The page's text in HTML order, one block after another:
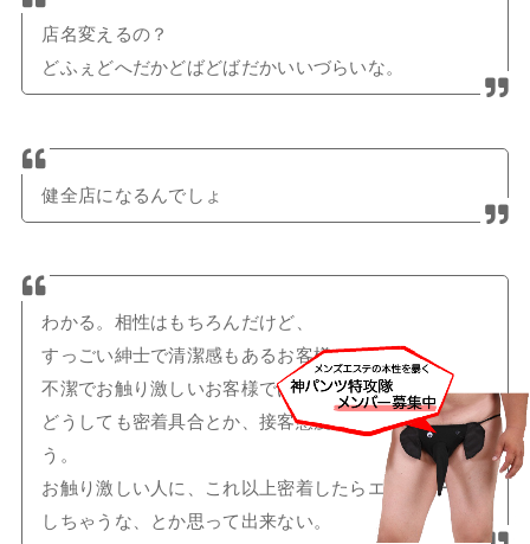
店名変えるの？
どふぇどへだかどばどばだかいいづらいな。
健全店になるんでしょ
わかる。相性はもちろんだけど、
すっごい紳士で清潔感もあるお客様と、
不潔でお触り激しいお客様では
どうしても密着具合とか、接客態度は変わってしま
う。
お触り激しい人に、これ以上密着したらエスカレート
しちゃうな、とか思って出来ない。